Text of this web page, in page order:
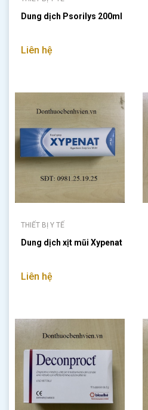
Dung dịch Psorilys 200ml
Liên hệ
THIẾT BỊ Y TẾ
Dung dịch xịt mũi Xypenat
Liên hệ